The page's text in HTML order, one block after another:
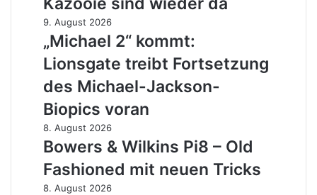
Disney+
verstümmelt
4K
und
Banjo-
Kazooie
sind
wieder
da
„Michael
2“
kommt:
Lionsgate
treibt
Fortsetzung
des
Michael-
Jackson-
Biopics
voran
9. August 2026
„Michael 2“ kommt:
Lionsgate treibt Fortsetzung
des Michael-Jackson-
Biopics voran
Bowers
&
Wilkins
Pi8
–
8. August 2026
Bowers & Wilkins Pi8 – Old
Fashioned mit neuen Tricks
Disney
8. August 2026